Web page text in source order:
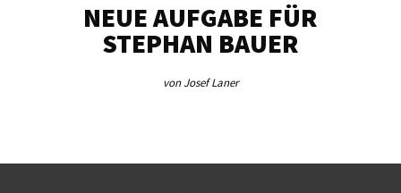
NEUE AUFGABE FÜR
STEPHAN BAUER
von Josef Laner